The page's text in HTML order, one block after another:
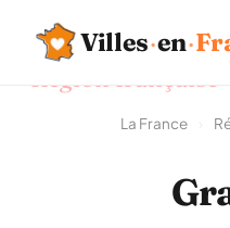
Villes·en·
La France
Région française